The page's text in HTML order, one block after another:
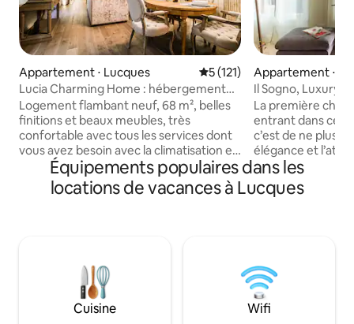
Appartement ⋅ Lucques Évaluation moyenne sur la
5 (121)
Lucia Charming Home : hébergement
élégant à Lucques
Logement flambant neuf, 68 m², belles
finitions et beaux meubles, très
confortable avec tous les services dont
vous avez besoin avec la climatisation et
le Wi-Fi à fibre optique. Rez-de-
chaussée d'un ancien palais à Lucques, à
quelques mètres de l'emblématique
calme et la tranquillité dans l'un des plus
beaux quartiers de la ville. Excellent
également comme QG pour visiter
d'autres endroits en Toscane, tous très
Appartement ⋅
Il Sogno, Luxury
Napoleone
La première
entrant dans cet
c’est de ne plus
élégance et
viennent
propriétaires
spacieux est une
d’ascenseur,
bagages légers et
profiter de
vraiment unique
Équipements populaires dans les
locations de vacances à Lucques
Cuisine Wifi